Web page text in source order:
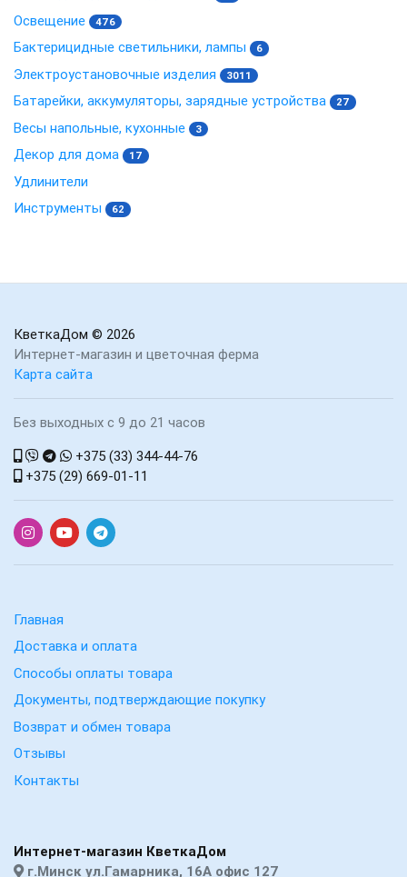
Освещение 476
Бактерицидные светильники, лампы 6
Электроустановочные изделия 3011
Батарейки, аккумуляторы, зарядные устройства 27
Весы напольные, кухонные 3
Декор для дома 17
Удлинители
Инструменты
62
КветкаДом © 2026
Интернет-магазин и цветочная ферма
Карта сайта
Без выходных с 9 до 21 часов
+375 (33) 344-44-76
+375 (29) 669-01-11
Главная
Доставка и оплата
Способы оплаты товара
Документы, подтверждающие покупку
Возврат и обмен товара
Отзывы
Контакты
Интернет-магазин КветкаДом
г.Минск ул.Гамарника, 16А офис 127